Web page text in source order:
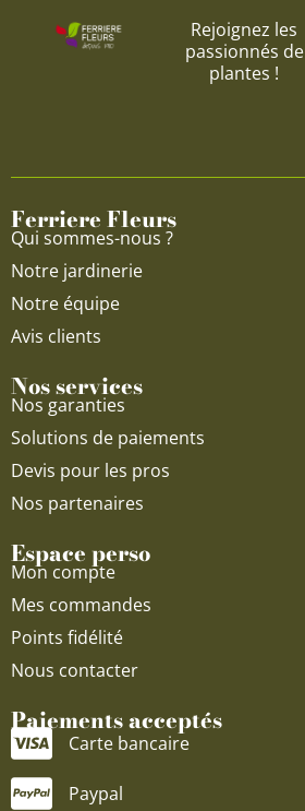
Rejoignez les
passionnés de
plantes !
Ferriere Fleurs
Qui sommes-nous ?
Notre jardinerie
Notre équipe
Avis clients
Nos services
Nos garanties
Solutions de paiements
Devis pour les pros
Nos partenaires
Espace perso
Mon compte
Mes commandes
Points fidélité
Nous contacter
Paiements acceptés
Carte bancaire
Paypal